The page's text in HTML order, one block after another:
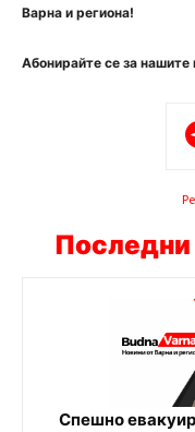
Варна и региона!
Абонирайте се за
Спешно